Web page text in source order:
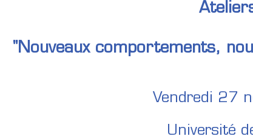
"Nouveaux comportements,
Vendredi 27
Université